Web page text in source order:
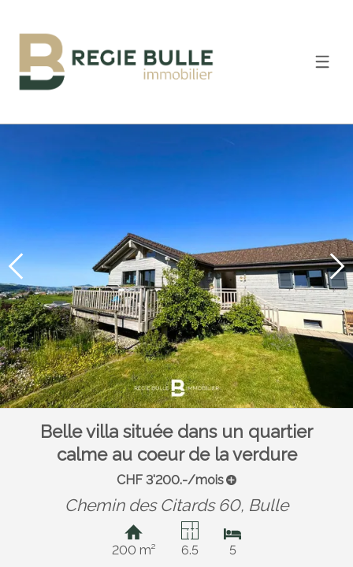
Belle villa située dans un quartier
calme au coeur de la verdure
CHF 3'200.-/mois
Chemin des Citards 60, Bulle
200 m² 6.5 5